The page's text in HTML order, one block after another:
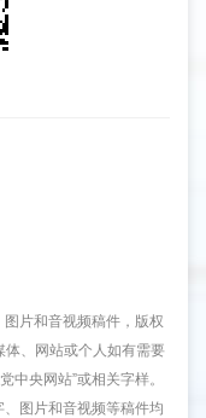
片和音视频稿件，版权
、网站或个人如有需要
中央网站”或相关字样。
图片和音视频等稿件均